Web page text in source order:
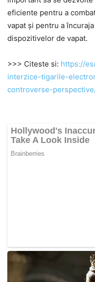
eficiente pentru a
vapat și pentru a
dispozitivelor de vapat.
>>> Citeste si: https://
interzice-tigarile-
controverse-